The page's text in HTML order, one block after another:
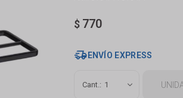
$ 770
ENVÍO EXPRESS
1